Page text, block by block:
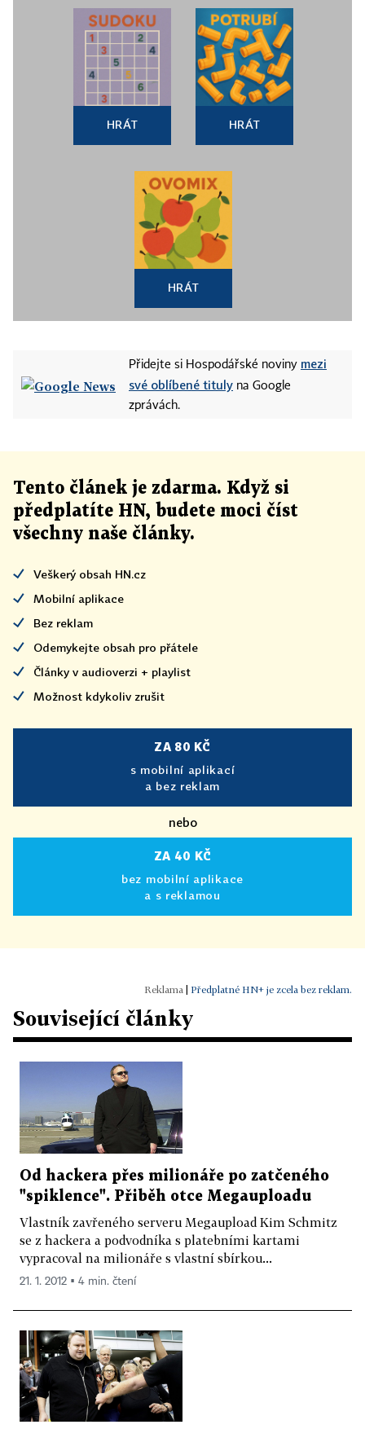
HRÁT HRÁT
HRÁT
Přidejte si Hospodářské noviny mezi
své oblíbené tituly na Google
zprávách.
Tento článek je zdarma. Když si
předplatíte HN, budete moci číst
všechny naše články.
Veškerý obsah HN.cz
Mobilní aplikace
Bez reklam
Odemykejte obsah pro přátele
Články v audioverzi + playlist
Možnost kdykoliv zrušit
ZA 80 KČ
s mobilní aplikací
a bez reklam
nebo
ZA 40 KČ
bez mobilní aplikace
a s reklamou
Předplatné HN+ je zcela bez reklam.
Související články
Od hackera přes milionáře po zatčeného
"spiklence". Přiběh otce Megauploadu
Vlastník zavřeného serveru Megaupload Kim Schmitz
se z hackera a podvodníka s platebními kartami
vypracoval na milionáře s vlastní sbírkou...
21. 1. 2012 ▪ 4 min. čtení